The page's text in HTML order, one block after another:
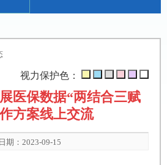
视力保护色：
医保数据“两结合三赋
方案线上交流
日期：2023-09-15